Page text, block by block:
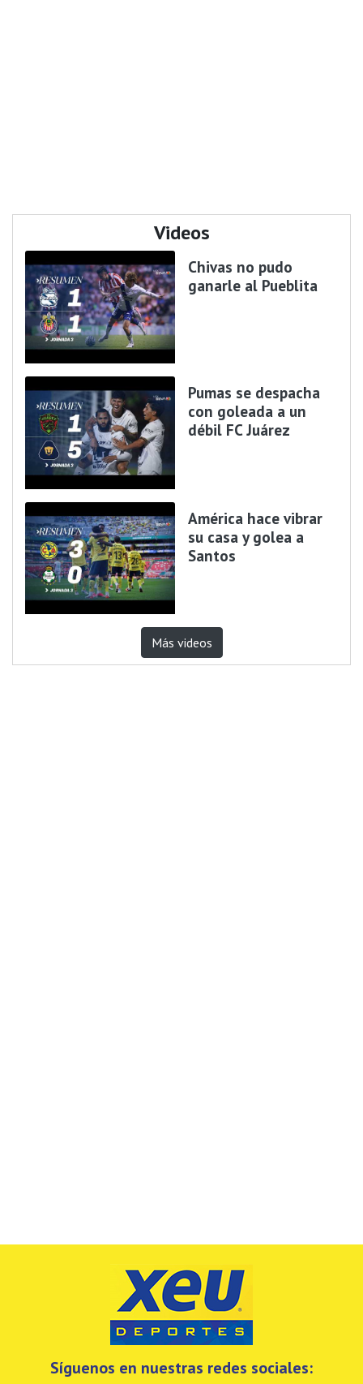
Videos
Chivas no pudo
ganarle al Pueblita
Pumas se despacha
con goleada a un
débil FC Juárez
América hace vibrar
su casa y golea a
Santos
Más videos
Síguenos en nuestras redes sociales: